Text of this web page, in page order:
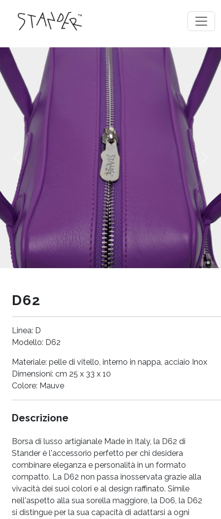
Previous
D62
Linea: D
Modello: D62
Materiale: pelle di vitello, interno in nappa, acciaio Inox
Dimensioni: cm 25 x 33 x 10
Colore: Mauve
Descrizione
Borsa di lusso artigianale Made in Italy, la D62 di
Stander è l'accessorio perfetto per chi desidera
combinare eleganza e personalità in un formato
compatto. La D62 non passa inosservata grazie alla
vivacità dei suoi colori e al design raffinato. Simile
nell'aspetto alla sua sorella maggiore, la D06, la D62
si distingue per la sua capacità di adattarsi a ogni